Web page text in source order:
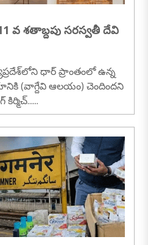
వ శతాబ్దపు సరస్వతీ దేవి
ధార్ ప్రాంతంలో ఉన్న
(వాగ్దేవి ఆలయం) చెందిందని